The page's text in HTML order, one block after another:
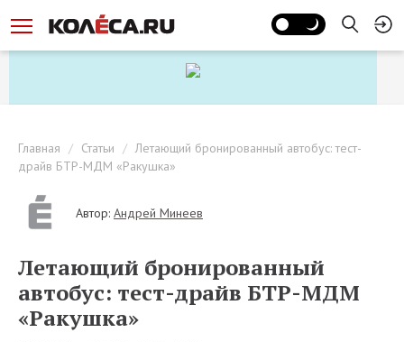
Главная Статьи
Летающий бронированный автобус: тест-
драйв БТР-МДМ «Ракушка»
Автор: Андрей Минеев
Летающий бронированный
автобус: тест-драйв БТР-МДМ
«Ракушка»